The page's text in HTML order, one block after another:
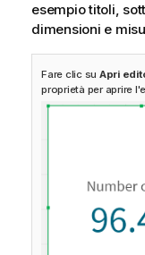
esempio titoli,
dimensioni e
Fare clic su Apri
proprietà per aprire